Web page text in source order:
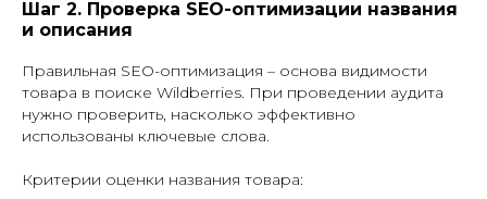
Шаг 2. Проверка SEO-оптимизации названия
и описания
Правильная SEO-оптимизация – основа видимости
товара в поиске Wildberries. При проведении аудита
нужно проверить, насколько эффективно
использованы ключевые слова.
Критерии оценки названия товара: